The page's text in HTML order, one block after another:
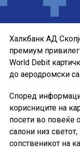
користат
своите
Халкбанк АД
премиум
World Debit
до аеродромски
Според
корисниците на
посети во повеќе
салони низ
сопственикот на